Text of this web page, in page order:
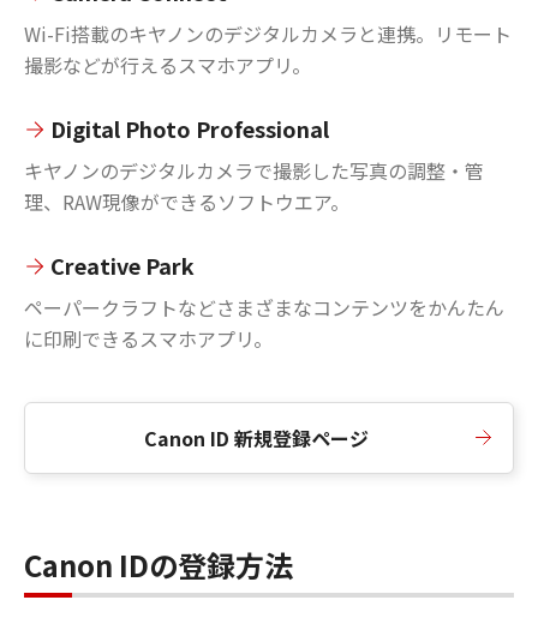
Wi-Fi搭載のキヤノンのデジタルカメラと連携。リモート
撮影などが行えるスマホアプリ。
Digital Photo Professional
キヤノンのデジタルカメラで撮影した写真の調整・管
理、RAW現像ができるソフトウエア。
Creative Park
ペーパークラフトなどさまざまなコンテンツをかんたん
に印刷できるスマホアプリ。
Canon ID 新規登録ページ
Canon IDの登録方法